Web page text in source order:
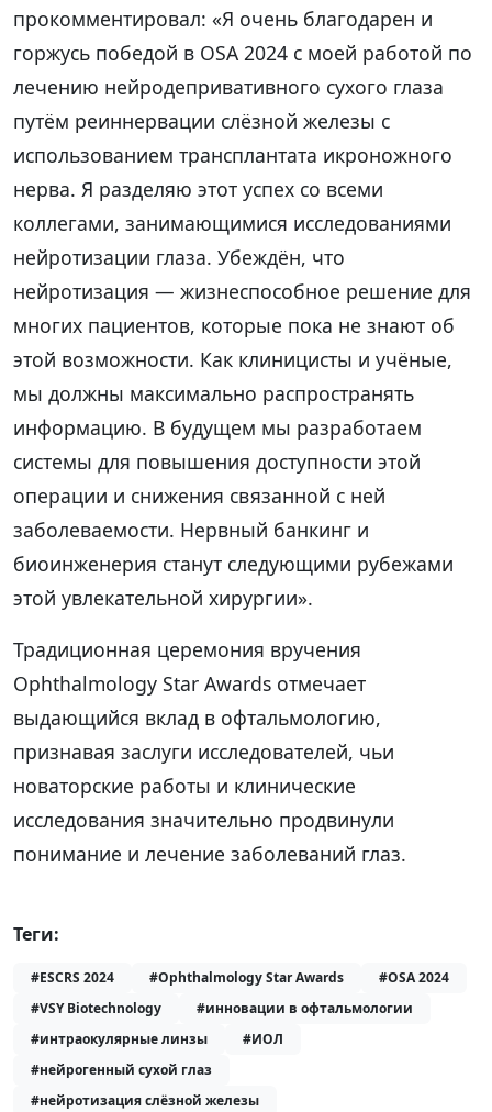
прокомментировал: «Я очень благодарен и
горжусь победой в OSA 2024 с моей работой по
лечению нейродепривативного сухого глаза
путём реиннервации слёзной железы с
использованием трансплантата икроножного
нерва. Я разделяю этот успех со всеми
коллегами, занимающимися исследованиями
нейротизации глаза. Убеждён, что
нейротизация — жизнеспособное решение для
многих пациентов, которые пока не знают об
этой возможности. Как клиницисты и учёные,
мы должны максимально распространять
информацию. В будущем мы разработаем
системы для повышения доступности этой
операции и снижения связанной с ней
заболеваемости. Нервный банкинг и
биоинженерия станут следующими рубежами
этой увлекательной хирургии».
Традиционная церемония вручения
Ophthalmology Star Awards отмечает
выдающийся вклад в офтальмологию,
признавая заслуги исследователей, чьи
новаторские работы и клинические
исследования значительно продвинули
понимание и лечение заболеваний глаз.
Теги:
#ESCRS 2024 #Ophthalmology Star Awards
#OSA 2024
#VSY Biotechnology
#инновации в офтальмологии
#интраокулярные линзы
#ИОЛ
#нейрогенный сухой глаз
#нейротизация слёзной железы